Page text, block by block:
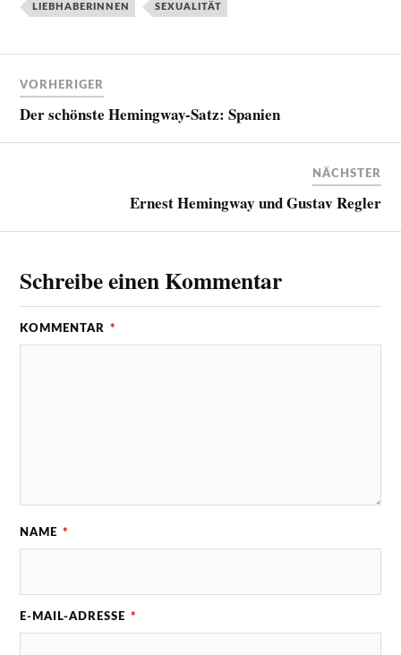
LIEBHABERINNEN SEXUALITÄT
VORHERIGER
Der schönste Hemingway-Satz: Spanien
NÄCHSTER
Ernest Hemingway und Gustav Regler
Schreibe einen Kommentar
KOMMENTAR *
NAME *
E-MAIL-ADRESSE *